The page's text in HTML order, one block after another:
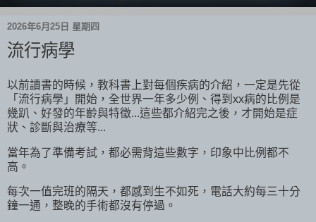
2026年6月25日 星期四
流行病學
以前讀書的時候，教科書上對每個疾病的介紹，一定是先從
「流行病學」開始，全世界一年多少例、得到xx病的比例是
幾趴、好發的年齡與特徵...這些都介紹完之後，才開始是症
狀、診斷與治療等...
當年為了準備考試，都必需背這些數字，印象中比例都不
高。
每次一值完班的隔天，都感到生不如死，電話大約每三十分
鐘一通，整晚的手術都沒有停過。